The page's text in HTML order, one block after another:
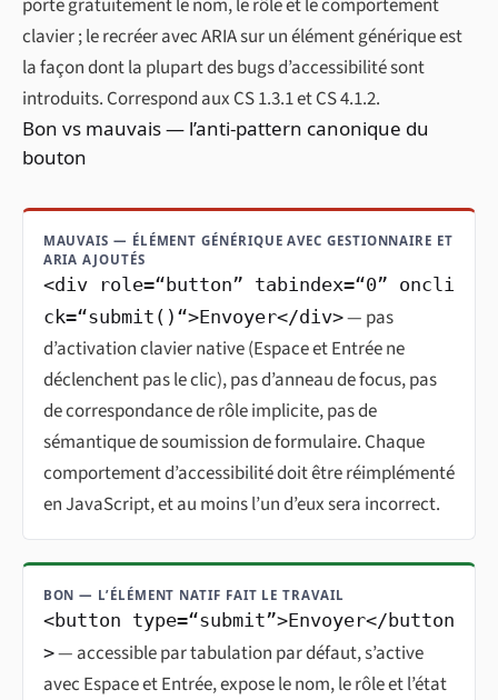
porte gratuitement le nom, le rôle et le comportement
clavier ; le recréer avec ARIA sur un élément générique est
la façon dont la plupart des bugs d’accessibilité sont
introduits. Correspond aux CS 1.3.1 et CS 4.1.2.
Bon vs mauvais — l’anti-pattern canonique du
bouton
MAUVAIS — ÉLÉMENT GÉNÉRIQUE AVEC GESTIONNAIRE ET
ARIA AJOUTÉS
<div role=“button” tabindex=“0” oncli
ck=“submit()“>Envoyer</div>— pas
d’activation clavier native (Espace et Entrée ne
déclenchent pas le clic), pas d’anneau de focus, pas
de correspondance de rôle implicite, pas de
sémantique de soumission de formulaire. Chaque
comportement d’accessibilité doit être réimplémenté
en JavaScript, et au moins l’un d’eux sera incorrect.
BON — L’ÉLÉMENT NATIF FAIT LE TRAVAIL
<button type=“submit”>Envoyer</button
>— accessible par tabulation par défaut, s’active
avec Espace et Entrée, expose le nom, le rôle et l’état